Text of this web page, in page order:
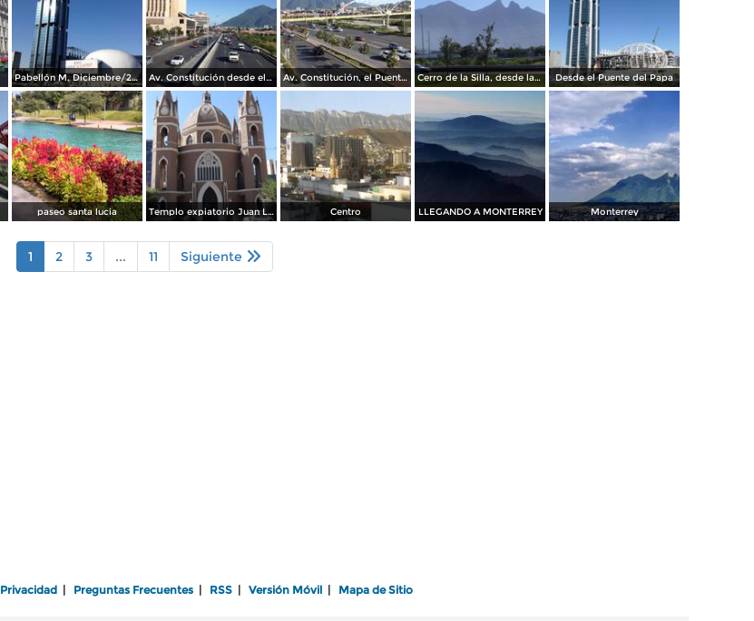
Pabellón M. Diciembre/2016 Av. Constitución desde el Pabellon M. Diciembre/2016 Av. Constitución, el Puente del Papa y el cerro de La Silla. Diciembre/2016 Cerro de la Silla, desde la Clínica IMSS 23 Ginecología Desde el Puente del Papa
paseo santa lucia Templo expiatorio Juan Luis Gonzaga Centro LLEGANDO A MONTERREY Monterrey
1 2 3 ... 11 Siguiente
Privacidad Preguntas Frecuentes RSS Versión Móvil Mapa de Sitio